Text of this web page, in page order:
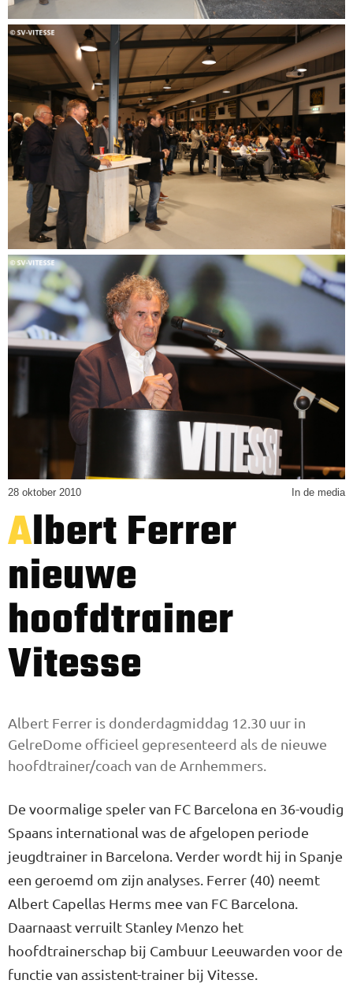
28 oktober 2010 In de media
Albert Ferrer
nieuwe
hoofdtrainer
Vitesse
Albert Ferrer is donderdagmiddag 12.30 uur in
GelreDome officieel gepresenteerd als de nieuwe
hoofdtrainer/coach van de Arnhemmers.
De voormalige speler van FC Barcelona en 36-voudig
Spaans international was de afgelopen periode
jeugdtrainer in Barcelona. Verder wordt hij in Spanje
een geroemd om zijn analyses. Ferrer (40) neemt
Albert Capellas Herms mee van FC Barcelona.
Daarnaast verruilt Stanley Menzo het
hoofdtrainerschap bij Cambuur Leeuwarden voor de
functie van assistent-trainer bij Vitesse.